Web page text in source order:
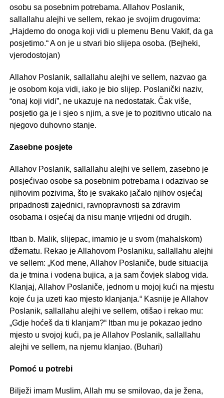
osobu sa posebnim potrebama. Allahov Poslanik,
sallallahu alejhi ve sellem, rekao je svojim drugovima:
„Hajdemo do onoga koji vidi u plemenu Benu Vakif, da ga
posjetimo.“ A on je u stvari bio slijepa osoba. (Bejheki,
vjerodostojan)
Allahov Poslanik, sallallahu alejhi ve sellem, nazvao ga
je osobom koja vidi, iako je bio slijep. Poslanički naziv,
“onaj koji vidi”, ne ukazuje na nedostatak. Čak više,
posjetio ga je i sjeo s njim, a sve je to pozitivno uticalo na
njegovo duhovno stanje.
Zasebne posjete
Allahov Poslanik, sallallahu alejhi ve sellem, zasebno je
posjećivao osobe sa posebnim potrebama i odazivao se
njihovim pozivima, što je svakako jačalo njihov osjećaj
pripadnosti zajednici, ravnopravnosti sa zdravim
osobama i osjećaj da nisu manje vrijedni od drugih.
Itban b. Malik, slijepac, imamio je u svom (mahalskom)
džematu. Rekao je Allahovom Poslaniku, sallallahu alejhi
ve sellem: „Kod mene, Allahov Poslaniče, bude situacija
da je tmina i vodena bujica, a ja sam čovjek slabog vida.
Klanjaj, Allahov Poslaniče, jednom u mojoj kući na mjestu
koje ću ja uzeti kao mjesto klanjanja.“ Kasnije je Allahov
Poslanik, sallallahu alejhi ve sellem, otišao i rekao mu:
„Gdje hoćeš da ti klanjam?“ Itban mu je pokazao jedno
mjesto u svojoj kući, pa je Allahov Poslanik, sallallahu
alejhi ve sellem, na njemu klanjao. (Buhari)
Pomoć u potrebi
Bilježi imam Muslim, Allah mu se smilovao, da je žena,